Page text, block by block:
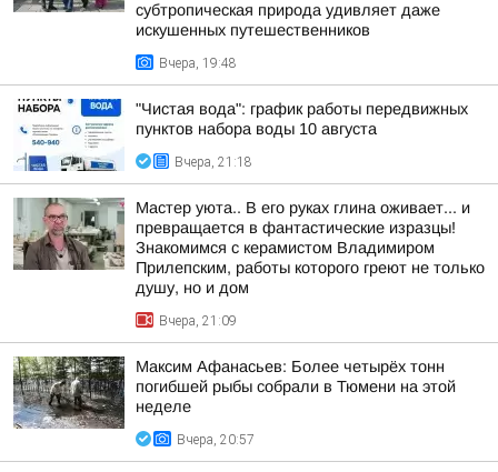
субтропическая природа удивляет даже
искушенных путешественников
Вчера, 19:48
"Чистая вода": график работы передвижных
пунктов набора воды 10 августа
Вчера, 21:18
Мастер уюта.. В его руках глина оживает... и
превращается в фантастические изразцы!
Знакомимся с керамистом Владимиром
Прилепским, работы которого греют не только
душу, но и дом
Вчера, 21:09
Максим Афанасьев: Более четырёх тонн
погибшей рыбы собрали в Тюмени на этой
неделе
Вчера, 20:57